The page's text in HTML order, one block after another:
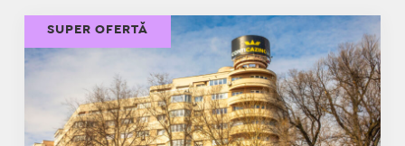
SUPER OFERTĂ